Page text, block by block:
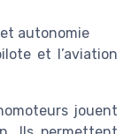
autonomie
et l’aviation
jouent